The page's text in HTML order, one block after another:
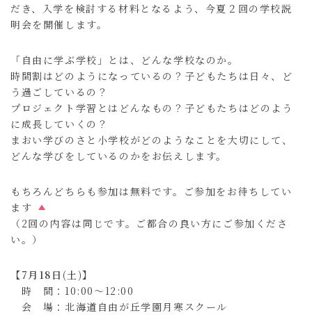
だき、入学を検討する材料となるよう、今夏２回の学校説
明会を開催します。
「自由に学ぶ学校」とは、どんな学校なのか。
時間割はどのようになっているの？子どもたちは日々、ど
う過ごしているの？
プロジェクト学習とはどんなもの？子どもたちはどのよう
に成長していくの？
まおい学びのさと小学校がどのようなことを大切にして、
どんな学びをしているのかをお伝えします。
もちろんどちらも参加は無料です。ご参加をお待ちしてい
ます
（2回の内容は同じです。ご都合の良い方にご参加くださ
い。）
【7月18日(土)】
時 間：10:00～12:00
会 場：北海道自由が丘学園月寒スクール